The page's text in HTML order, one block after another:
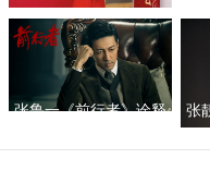
人亮相央视春晚
有
张鲁一《前行者》诠释
张